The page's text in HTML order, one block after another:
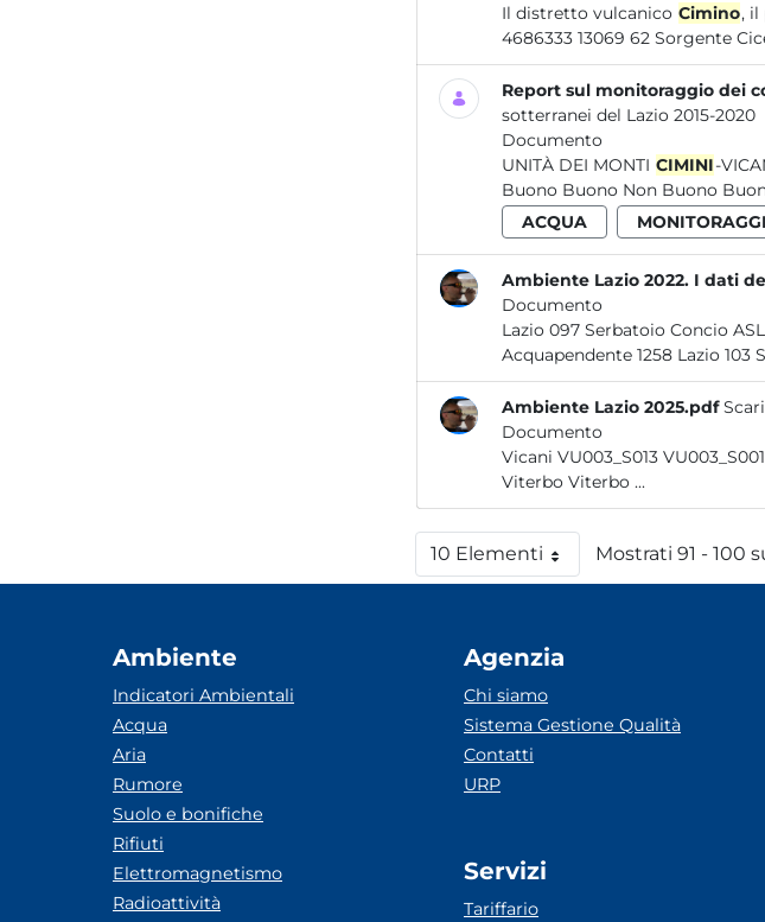
Il distretto vulcanico Cimino, il
4686333 13069 62 Sorgente
Report sul monitoraggio dei
sotterranei del Lazio 2015-2020
Documento
UNITÀ DEI MONTI CIMINI-
Buono Buono Non
ACQUA
MONITORAGGI
Ambiente Lazio 2022. I dati
Documento
Acquapendente
Ambiente Lazio 2025.pdf
Documento
Viterbo Viterbo ...
10 ElementiPer paginaMostrati 91 - 100
Ambiente
Indicatori Ambientali
Acqua
Aria
Rumore
Suolo e bonifiche
Rifiuti
Elettromagnetismo
Radioattività
Agenzia
Chi siamo
Sistema Gestione Qualità
Contatti
URP
Servizi
Tariffario